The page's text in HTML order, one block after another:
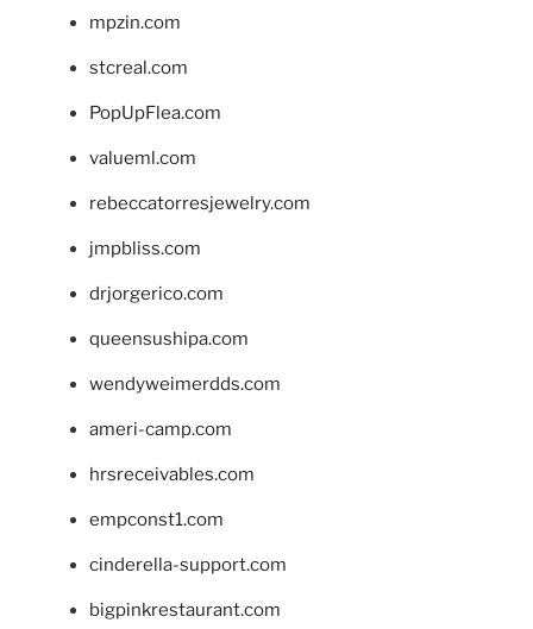
mpzin.com
stcreal.com
PopUpFlea.com
valueml.com
rebeccatorresjewelry.com
jmpbliss.com
drjorgerico.com
queensushipa.com
wendyweimerdds.com
ameri-camp.com
hrsreceivables.com
empconst1.com
cinderella-support.com
bigpinkrestaurant.com